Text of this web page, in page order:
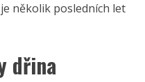
několik posledních let
dřina